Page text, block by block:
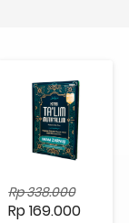
Rp 338.000
Rp 169.000